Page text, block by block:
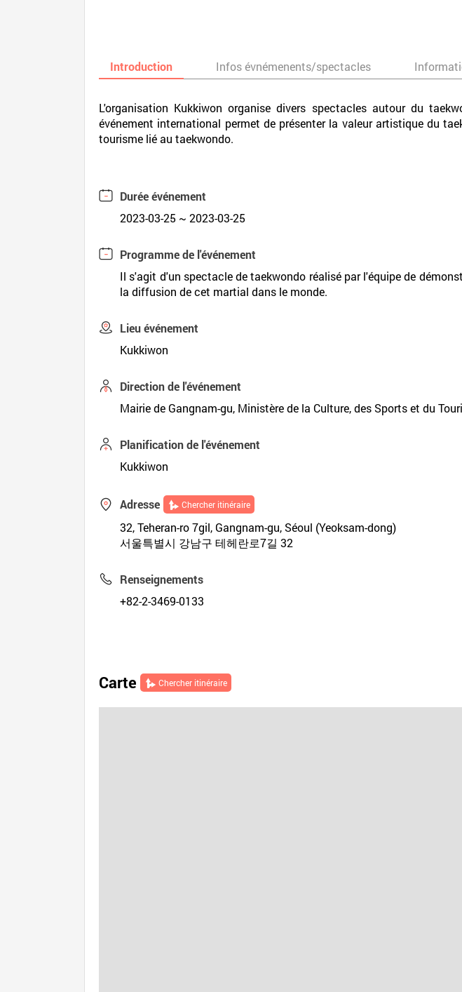
Introduction Infos évnémenents/spectacles
L'organisation Kukkiwon organise divers spectacles autour du
événement international permet de présenter la valeur artistique du
tourisme lié au taekwondo.
Durée événement
2023-03-25 ~ 2023-03-25
Programme de l'événement
Il s'agit d'un spectacle de taekwondo réalisé par l'équipe de
la diffusion de cet martial dans le monde.
Lieu événement
Kukkiwon
Direction de l'événement
Mairie de Gangnam-gu, Ministère de la Culture, des Sports et du
Planification de l'événement
Kukkiwon
Adresse Chercher itinéraire
32, Teheran-ro 7gil, Gangnam-gu, Séoul (Yeoksam-dong)
서울특별시 강남구 테헤란로7길 32
Renseignements
+82-2-3469-0133
Carte Chercher itinéraire